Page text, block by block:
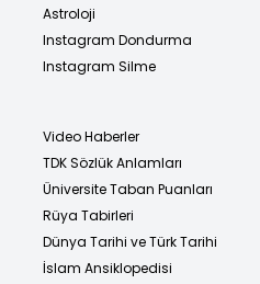
Astroloji
Instagram Dondurma
Instagram Silme
Video Haberler
TDK Sözlük Anlamları
Üniversite Taban Puanları
Rüya Tabirleri
Dünya Tarihi ve Türk Tarihi
İslam Ansiklopedisi